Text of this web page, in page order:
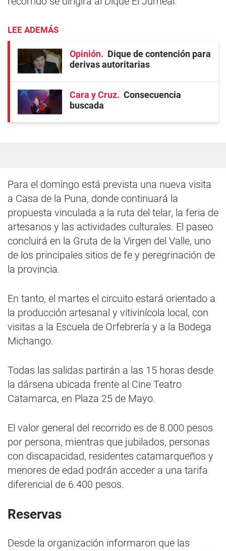
LEE ADEMÁS
Opinión
Dique de contención para
derivas autoritarias
Cara y Cruz
Consecuencia
buscada
Para el domingo está prevista una nueva visita
a Casa de la Puna, donde continuará la
propuesta vinculada a la ruta del telar, la feria de
artesanos y las actividades culturales. El paseo
concluirá en la Gruta de la Virgen del Valle, uno
de los principales sitios de fe y peregrinación de
la provincia.
En tanto, el martes el circuito estará orientado a
la producción artesanal y vitivinícola local, con
visitas a la Escuela de Orfebrería y a la Bodega
Michango.
Todas las salidas partirán a las 15 horas desde
la dársena ubicada frente al Cine Teatro
Catamarca, en Plaza 25 de Mayo.
El valor general del recorrido es de 8.000 pesos
por persona, mientras que jubilados, personas
con discapacidad, residentes catamarqueños y
menores de edad podrán acceder a una tarifa
diferencial de 6.400 pesos.
Reservas
Desde la organización informaron que las